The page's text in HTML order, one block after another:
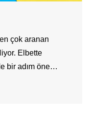
çok aranan
Elbette
bir adım öne…